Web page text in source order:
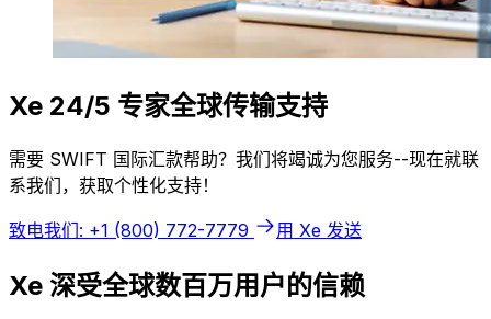
Xe 24/5 专家全球传输支持
需要 SWIFT 国际汇款帮助？我们将竭诚为您服务--现在就联
系我们，获取个性化支持！
致电我们: +1 (800) 772-7779 用 Xe 发送
Xe 深受全球数百万用户的信赖